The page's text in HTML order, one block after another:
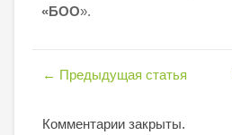
«БОО».
← Предыдущая статья
Комментарии закрыты.